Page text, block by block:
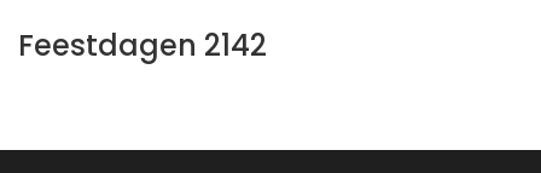
Feestdagen 2142